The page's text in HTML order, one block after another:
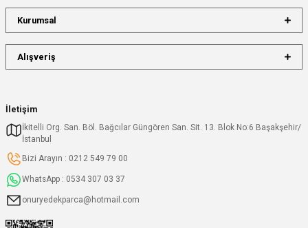
İletişim
İkitelli Org. San. Böl. Bağcılar Güngören San. Sit. 13. Blok No:6 Başakşehir/
İstanbul
Bizi Arayın : 0212 549 79 00
WhatsApp : 0534 307 03 37
onuryedekparca@hotmail.com
Kurumsal
Alışveriş